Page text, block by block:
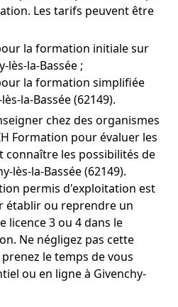
Les tarifs peuvent être
la formation initiale sur
lès-la-Bassée ;
la formation simplifiée
la-Bassée (62149).
chez des organismes
Formation pour évaluer les
les possibilités de
lès-la-Bassée (62149).
permis d'exploitation est
établir ou reprendre un
licence 3 ou 4 dans le
Ne négligez pas cette
le temps de vous
ou en ligne à Givenchy-